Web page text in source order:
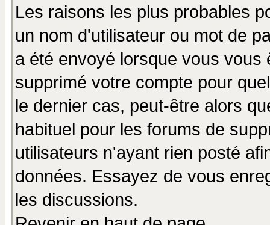
Les raisons les plus probables
un nom d'utilisateur ou mot de
a été envoyé lorsque vous
supprimé votre compte pour
le dernier cas, peut-être alors
habituel pour les forums de
utilisateurs n'ayant rien posté
données. Essayez de vous
les discussions.